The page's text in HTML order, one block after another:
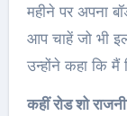
महीने पर अपना
आप चाहें जो भी
उन्होंने कहा कि मैं
कहीं रोड शो